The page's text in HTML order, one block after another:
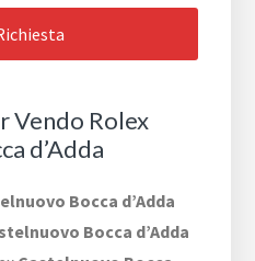
Vendo Rolex
d’Adda
Bocca d’Adda
Bocca d’Adda